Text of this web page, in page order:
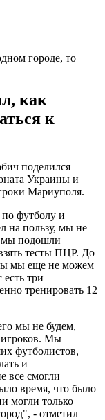
как
к
поделился
Украины и
Мариуполя.
по футболу и
на пользу, мы не
мы подошли
тесты ПЦР. До
мы еще не можем
три
тренировать 12
мы не будем,
игроков. Мы
футболистов,
и
все смогли
время, что было
могли только
- отметил